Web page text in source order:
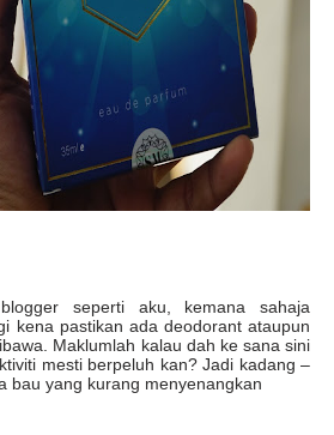
seperti aku, kemana sahaja
kena pastikan ada deodorant ataupun
Maklumlah kalau dah ke sana sini
mesti berpeluh kan? Jadi kadang –
bau yang kurang menyenangkan